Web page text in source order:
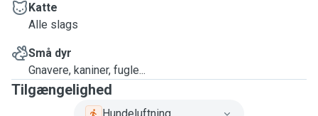
Katte
Alle slags
Små dyr
Gnavere, kaniner, fugle...
Tilgængelighed